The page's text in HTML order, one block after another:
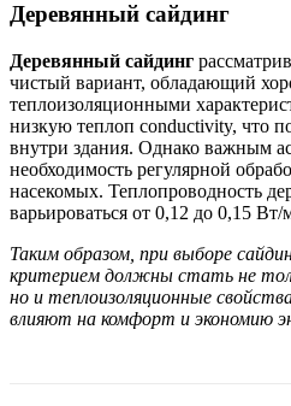
Деревянный сайдинг
Деревянный сайдинг
чистый вариант, обладающий
теплоизоляционными
низкую теплоп conductivity, что
внутри здания. Однако важным
необходимость регулярной
насекомых. Теплопроводность
варьироваться от 0,12 до 0,15
Таким образом, при выборе
критерием должны стать не
но и теплоизоляционные
влияют на комфорт и экономию